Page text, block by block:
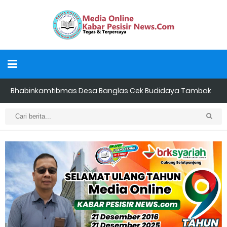
Bhabinkamtibmas Desa Banglas Cek Budidaya Tambak
Udang Warga, Diperkirakan 60.000 Ekor
Tiga Orang Putra Terbaik Desa Alah air Maju Bacalon Kades
Alah air Kecamatan Tebing tinggi Berjalan lancar
LAMR Kepulauan Meranti dan Bawaslu Bakal Laksanakan Kerja
Sama Menyambut Pemilu 2029